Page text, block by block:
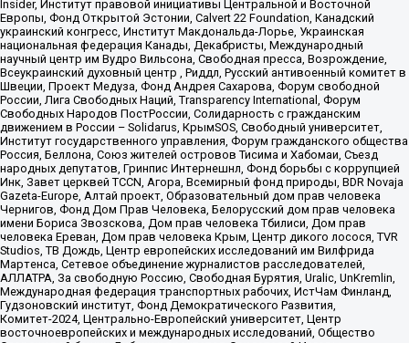
Insider, Институт правовой инициативы Центральной и Восточной
Европы, Фонд Открытой Эстонии, Calvert 22 Foundation, Канадский
украинский конгресс, Институт Макдональда-Лорье, Украинская
национальная федерация Канады, Декабристы, Международный
научный центр им Вудро Вильсона, Свободная пресса, Возрождение,
Всеукраинский духовный центр , Риддл, Русский антивоенный комитет в
Швеции, Проект Медуза, Фонд Андрея Сахарова, Форум свободной
России, Лига Свободных Наций, Transparеncy International, Форум
Свободных Народов ПостРоссии, Солидарность с гражданским
движением в России – Solidarus, КрымSOS, Свободный университет,
Институт государственного управления, Форум гражданского общества
Россия, Беллона, Союз жителей островов Тисима и Хабомаи, Съезд
народных депутатов, Гринпис Интернешнл, Фонд борьбы с коррупцией
Инк, Завет церквей TCCN, Агора, Всемирный фонд природы, BDR Novaja
Gazeta-Europe, Алтай проект, Образовательный дом прав человека
Чернигов, Фонд Дом Прав Человека, Белорусский дом прав человека
имени Бориса Звозскова, Дом прав человека Тбилиси, Дом прав
человека Ереван, Дом прав человека Крым, Центр дикого лосося, TVR
Studios, ТВ Дождь, Центр европейских исследований им Вилфрида
Мартенса, Сетевое объединение журналистов расследователей,
АЛЛАТРА, За свободную Россию, Свободная Бурятия, Uralic, UnKremlin,
Международная федерация транспортных рабочих, ИстЧам Финланд,
Гудзоновский институт, Фонд Демократического Развития,
Комитет-2024, Центрально-Европейский университет, Центр
восточноевропейских и международных исследований, Общество